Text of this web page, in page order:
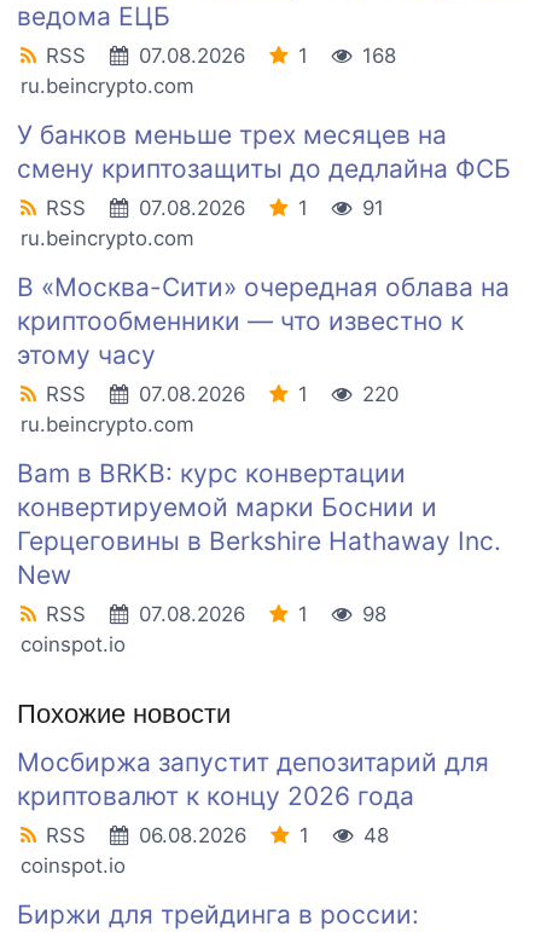
ведома ЕЦБ
RSS 07.08.2026 1
168
ru.beincrypto.com
У банков меньше трех месяцев на
смену криптозащиты до дедлайна ФСБ
RSS 07.08.2026 1
91
ru.beincrypto.com
В «Москва-Сити» очередная облава на
криптообменники — что известно к
этому часу
RSS 07.08.2026 1
220
ru.beincrypto.com
Bam в BRKB: курс конвертации
конвертируемой марки Боснии и
Герцеговины в Berkshire Hathaway Inc.
New
RSS 07.08.2026 1
98
coinspot.io
Похожие новости
Мосбиржа запустит депозитарий для
криптовалют к концу 2026 года
RSS 06.08.2026 1
48
coinspot.io
Биржи для трейдинга в россии: